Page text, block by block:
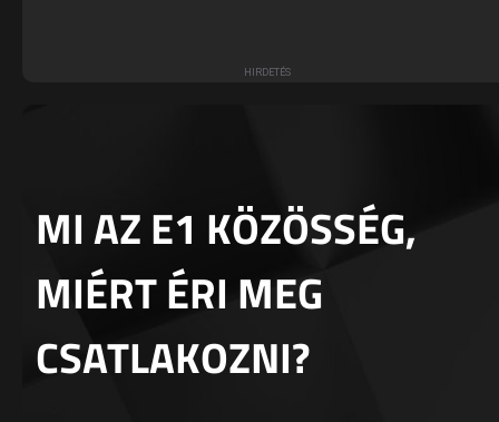
MI AZ E1 KÖZÖSSÉG,
MIÉRT ÉRI MEG
CSATLAKOZNI?